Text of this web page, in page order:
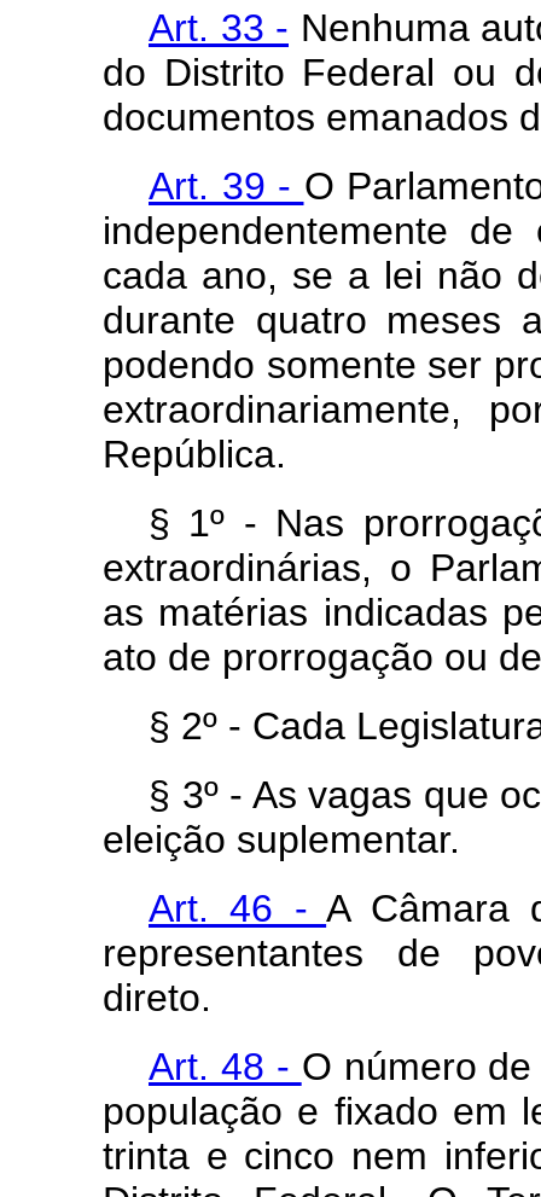
Art. 33 - Nenhuma
do Distrito Federal ou
documentos emanados
Art. 39 - O
independentemente
cada ano, se a lei não
durante quatro meses
podendo somente ser
extraordinariamente,
República.
§ 1º - Nas
extraordinárias, o
as matérias indicadas
ato de prorrogação ou
§ 2º - Cada
§ 3º - As vagas que
eleição suplementar.
Art. 46 -A Câmara
representantes de
direto.
Art. 48 - O número
população e fixado em
trinta e cinco nem